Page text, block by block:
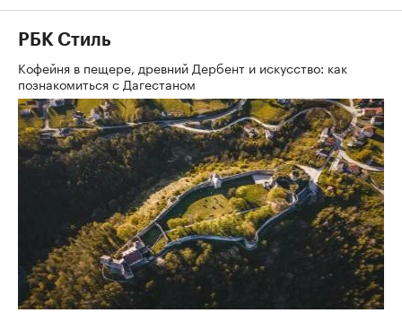
РБК Стиль
Кофейня в пещере, древний Дербент и искусство: как
познакомиться с Дагестаном